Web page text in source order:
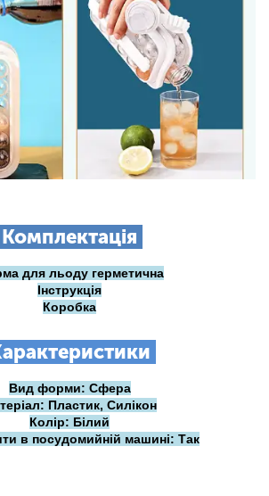
Комплектація
для льоду герметична
Інструкція
Коробка
Вид форми: Сфера
Пластик, Силікон
Колір: Білий
в посудомийній машині: Так